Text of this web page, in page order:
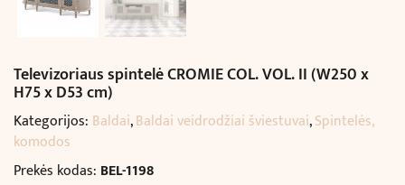
Televizoriaus spintelė CROMIE COL. VOL. II (W250 x
H75 x D53 cm)
Kategorijos: Baldai,Baldai veidrodžiai šviestuvai,Spintelės,
komodos
Prekės kodas: BEL-1198